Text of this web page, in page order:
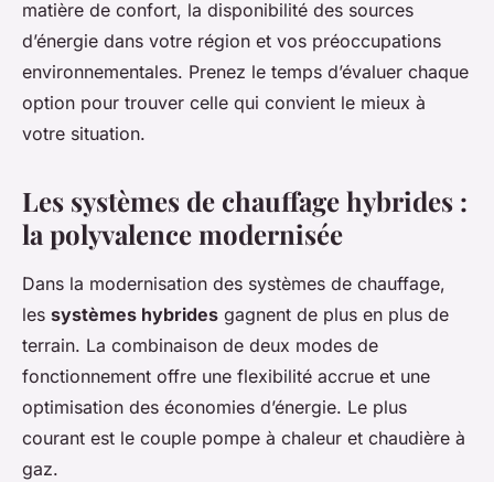
matière de confort, la disponibilité des sources
d’énergie dans votre région et vos préoccupations
environnementales. Prenez le temps d’évaluer chaque
option pour trouver celle qui convient le mieux à
votre situation.
Les systèmes de chauffage hybrides :
la polyvalence modernisée
Dans la modernisation des systèmes de chauffage,
les systèmes hybrides gagnent de plus en plus de
terrain. La combinaison de deux modes de
fonctionnement offre une flexibilité accrue et une
optimisation des économies d’énergie. Le plus
courant est le couple pompe à chaleur et chaudière à
gaz.